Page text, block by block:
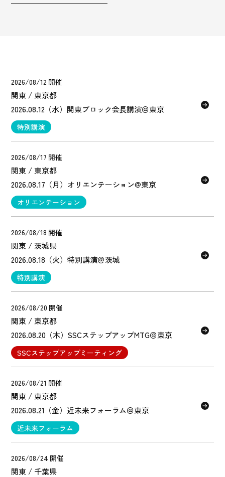
2026/08/12 開催
関東 / 東京都
2026.08.12（水）関東ブロック会長講演＠東京
特別講演
2026/08/17 開催
関東 / 東京都
2026.08.17（月）オリエンテーション@東京
オリエンテーション
2026/08/18 開催
関東 / 茨城県
2026.08.18（火）特別講演＠茨城
特別講演
2026/08/20 開催
関東 / 東京都
2026.08.20（木）SSCステップアップMTG＠東京
SSCステップアップミーティング
2026/08/21 開催
関東 / 東京都
2026.08.21（金）近未来フォーラム＠東京
近未来フォーラム
2026/08/24 開催
関東 / 千葉県